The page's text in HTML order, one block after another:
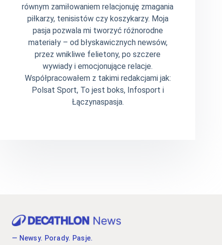
równym zamiłowaniem relacjonuję zmagania
piłkarzy, tenisistów czy koszykarzy. Moja
pasja pozwala mi tworzyć różnorodne
materiały – od błyskawicznych newsów,
przez wnikliwe felietony, po szczere
wywiady i emocjonujące relacje.
Współpracowałem z takimi redakcjami jak:
Polsat Sport, To jest boks, Infosport i
Łączynaspasja.
— Newsy. Porady. Pasje.